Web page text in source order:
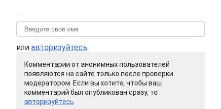
или авторизуйтесь
Комментарии от анонимных пользователей
появляются на сайте только после проверки
модератором. Если вы хотите, чтобы ваш
комментарий был опубликован сразу, то
авторизуйтесь